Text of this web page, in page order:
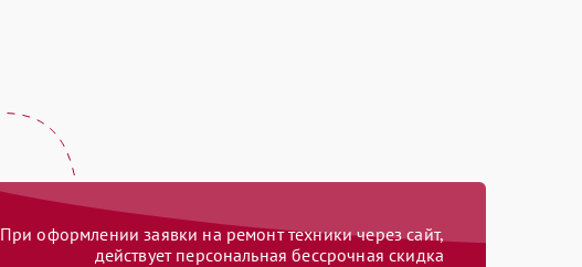
При оформлении заявки на ремонт техники через сайт,
действует персональная бессрочная скидка